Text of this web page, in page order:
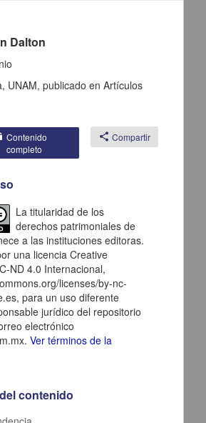
I. Madero en la que le solicita
Dalton
UNAM, publicado enArtículos
Contenido
completo
share Compartir
La titularidad de los
derechos patrimoniales de
a las instituciones editoras.
una licencia Creative
ND 4.0 Internacional,
licenses/by-nc-
para un uso diferente
jurídico del repositorio
electrónico
Ver términos de la
contenido